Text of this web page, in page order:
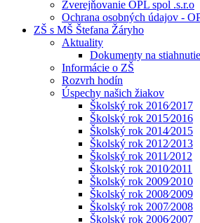
Zverejňovanie OPL spol .s.r.o
Ochrana osobných údajov -
ZŠ s MŠ Štefana Žáryho
Aktuality
Dokumenty na stiahnutie
Informácie o ZŠ
Rozvrh hodín
Úspechy našich žiakov
Školský rok 2016⁄2017
Školský rok 2015⁄2016
Školský rok 2014⁄2015
Školský rok 2012⁄2013
Školský rok 2011⁄2012
Školský rok 2010⁄2011
Školský rok 2009⁄2010
Školský rok 2008⁄2009
Školský rok 2007⁄2008
Školský rok 2006⁄2007